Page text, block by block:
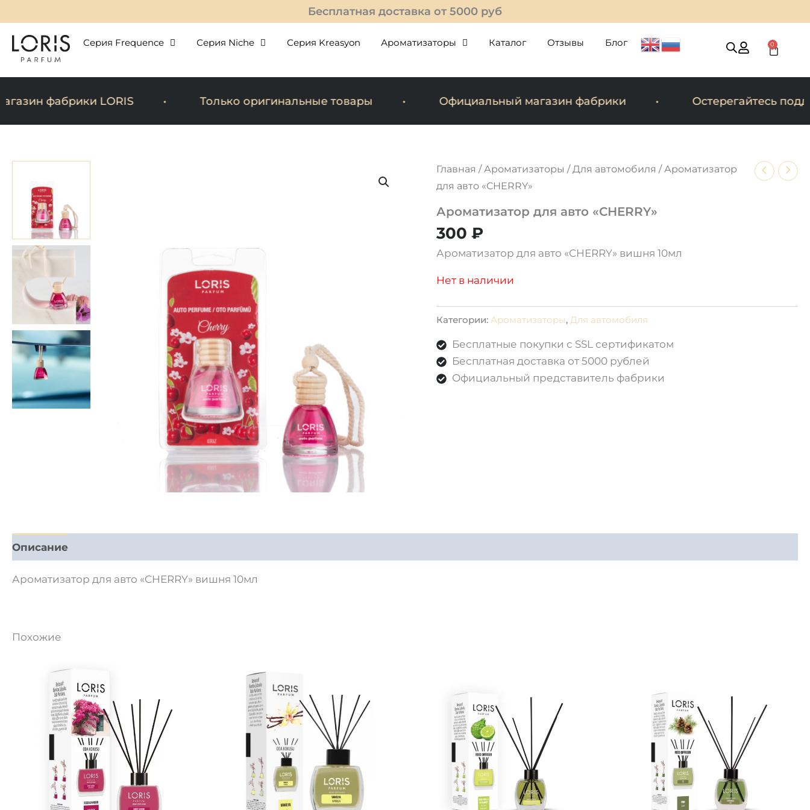
к
содержимому
Бесплатная доставка от 5000 руб
Серия Frequence Серия Niche Серия Kreasyon Ароматизаторы Каталог Отзывы Блог 0
Cart
фабрики LORIS Только оригинальные товары Официальный магазин фабрики Остерегайтесь
Главная /Ароматизаторы /Для автомобиля / Ароматизатор
для авто «CHERRY»
Ароматизатор для авто «CHERRY»
300₽
Ароматизатор для авто «CHERRY» вишня 10мл
Нет в наличии
Категории:Ароматизаторы,Для автомобиля
Бесплатные покупки с SSL сертификатом
Бесплатная доставка от 5000 рублей
Официальный представитель фабрики
Описание
Ароматизатор для авто «CHERRY» вишня 10мл
Похожие